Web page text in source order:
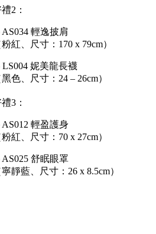
2：
AS034 輕逸披肩
粉紅、尺寸：170 x 79cm）
LS004 妮美龍長襪
黑色、尺寸：24 – 26cm）
3：
AS012 輕盈護身
粉紅、尺寸：70 x 27cm）
AS025 舒眠眼罩
寧靜藍、尺寸：26 x 8.5cm）